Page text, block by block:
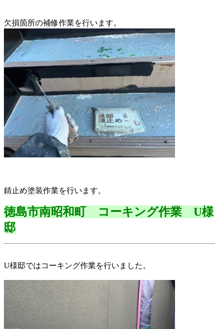
欠損箇所の補修作業を行います。
錆止め塗装作業を行います。
徳島市南昭和町 コーキング作業 U様
邸
U様邸ではコーキング作業を行いました。